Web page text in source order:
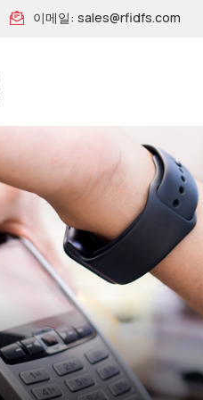
이메일: sales@rfidfs.com